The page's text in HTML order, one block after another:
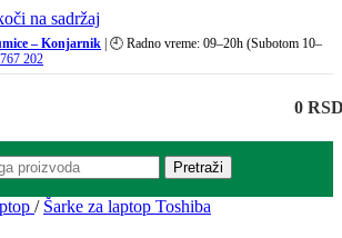
na sadržaj
– Konjarnik | 🕘 Radno vreme: 09–20h (Subotom 10–
202
0
Pretraži
/ Šarke za laptop Toshiba